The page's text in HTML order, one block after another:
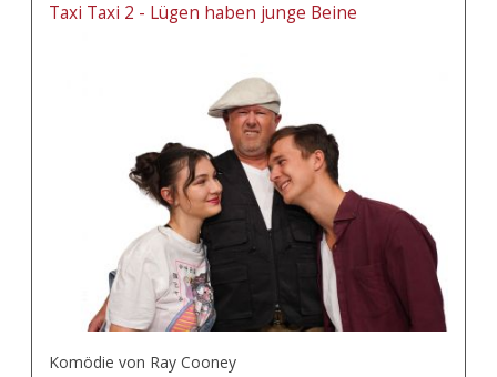
Taxi Taxi 2 - Lügen haben junge Beine
Komödie von Ray Cooney